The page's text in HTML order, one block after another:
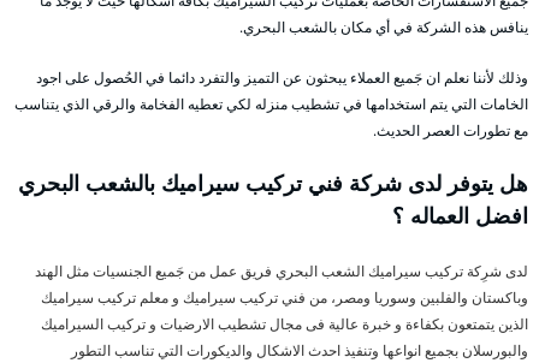
ينافس هذه الشركة في أي مكان بالشعب البحري.
وذلك لأننا نعلم ان جَميع العملاء يبحثون عن التميز والتفرد دائما في الحُصول على اجود
الخامات التي يتم استخدامها في تشطيب منزله لكي تعطيه الفخامة والرقي الذي يتناسب
مع تطورات العصر الحديث.
هل يتوفر لدى شركة فني تركيب سيراميك بالشعب البحري
افضل العماله ؟
لدى شرِكة تركيب سيراميك الشعب البحري فريق عمل من جَميع الجنسيات مثل الهند
وباكستان والفلبين وسوريا ومصر، من فني تركيب سيراميك و معلم تركيب سيراميك
الذين يتمتعون بكفاءة و خبرة عالية فى مجال تشطيب الارضيات و تركيب السيراميك
والبورسلان بجميع انواعها وتنفيذ احدث الاشكال والديكورات التي تناسب التطور